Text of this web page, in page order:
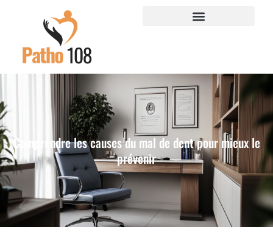
Comprendre les causes du mal de dent pour mieux le
prévenir